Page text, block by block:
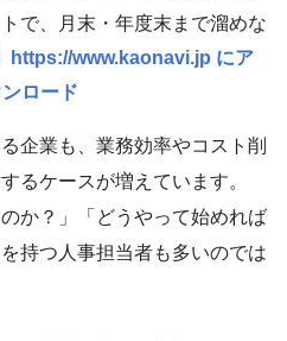
で、月末・年度末まで溜めな
https://www.kaonavi.jp にア
ロード
企業も、業務効率やコスト削
るケースが増えています。
か？」「どうやって始めれば
持つ人事担当者も多いのでは